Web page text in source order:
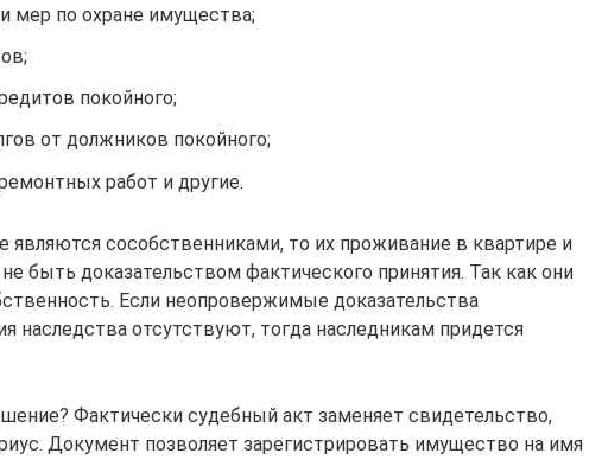
мер по охране имущества;
покойного;
от должников покойного;
работ и другие.
являются сособственниками, то их проживание в квартире и
быть доказательством фактического принятия. Так как они
Если неопровержимые доказательства
наследства отсутствуют, тогда наследникам придется
Фактически судебный акт заменяет свидетельство,
Документ позволяет зарегистрировать имущество на имя